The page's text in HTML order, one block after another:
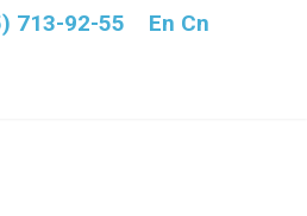
713-92-55 En Cn